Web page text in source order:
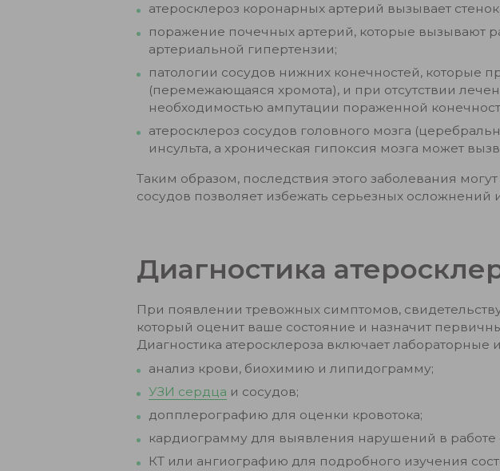
атеросклероз коронарных артерий вызывает
поражение почечных артерий, которые вызывают
артериальной гипертензии;
патологии сосудов нижних конечностей, которые
(перемежающаяся хромота), и при отсутствии
необходимостью ампутации пораженной
атеросклероз сосудов головного мозга
инсульта, а хроническая гипоксия мозга может
Таким образом, последствия этого заболевания
сосудов позволяет избежать серьезных
Диагностика
При появлении тревожных симптомов,
который оценит ваше состояние и назначит
Диагностика атеросклероза включает лабораторные
анализ крови, биохимию и липидограмму;
УЗИ сердца и сосудов;
допплерографию для оценки кровотока;
кардиограмму для выявления нарушений в работе
КТ или ангиографию для подробного изучения